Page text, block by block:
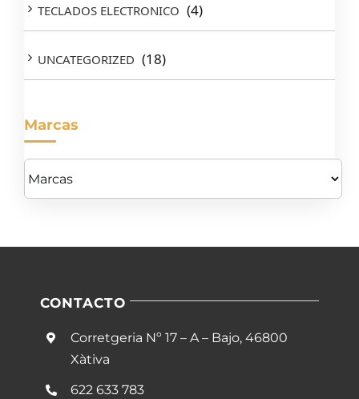
TECLADOS ELECTRONICO (4)
UNCATEGORIZED (18)
Marcas
CONTACTO
Corretgeria Nº 17 – A – Bajo, 46800
Xàtiva
622 633 783